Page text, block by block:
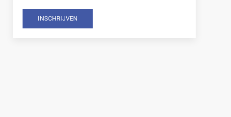
INSCHRIJVEN